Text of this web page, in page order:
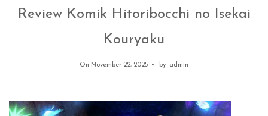
Review Komik Hitoribocchi no Isekai
Kouryaku
On November 22, 2025 by admin